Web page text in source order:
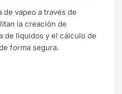
vapeo a través de
la creación de
de líquidos y el cálculo de
forma segura.